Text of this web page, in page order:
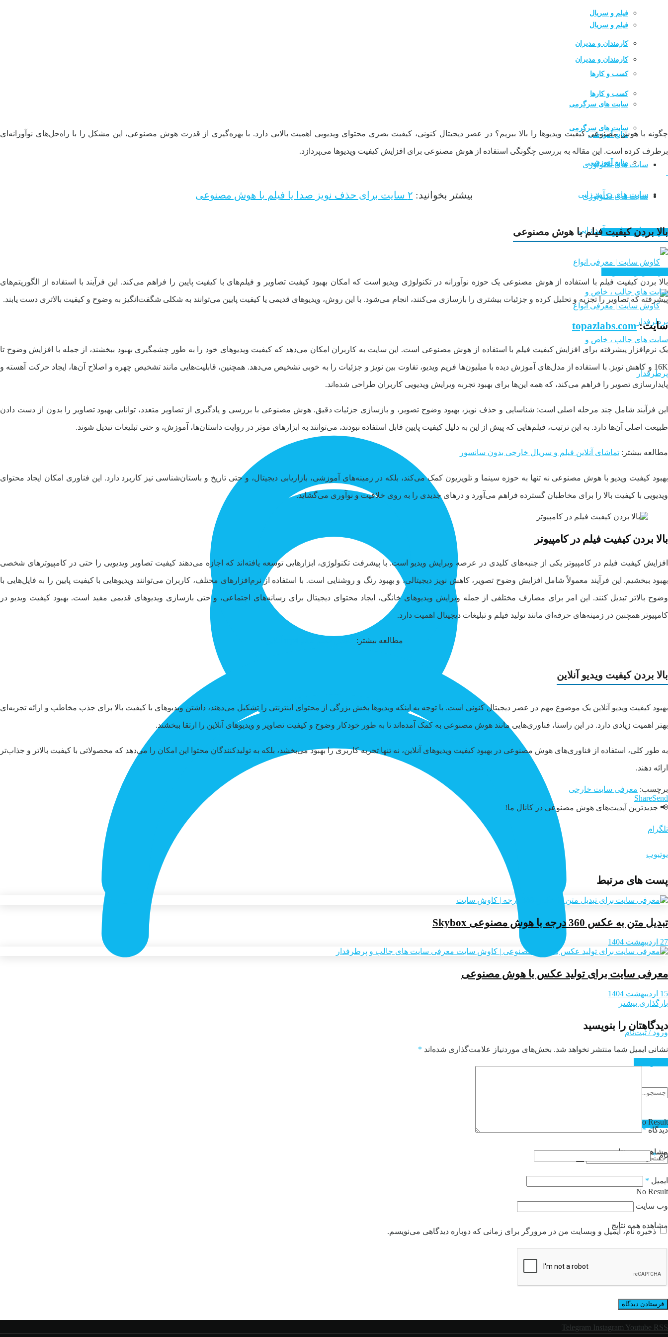
فیلم و سریال
کارمندان و مدیران
کسب و کارها
سایت های سرگرمی
منابع آموزشی
سایت های تکنولوژی
سایت های درآمد زایی
ورود / ثبت‌نام
تماس با ما
No Result
مشاهده همه نتایج
فیلم و سریال
کارمندان و مدیران
کسب و کارها
سایت های سرگرمی
منابع آموزشی
سایت های تکنولوژی
سایت های درآمد زایی
خرید هوش مصنوعی
ورود / ثبت‌نام
No Result
مشاهده همه نتایج
چگونه با هوش مصنوعی کیفیت ویدیوها را بالا ببریم؟ در عصر دیجیتال کنونی، کیفیت بصری محتوای ویدیویی اهمیت بالایی دارد. با بهره‌گیری از قدرت هوش مصنوعی، این مشکل را با راه‌حل‌های نوآورانه‌ای
برطرف کرده است. این مقاله به بررسی چگونگی استفاده از هوش مصنوعی برای افزایش کیفیت ویدیوها می‌پردازد.
بیشتر بخوانید: ۲ سایت برای حذف نویز صدا یا فیلم با هوش مصنوعی
بالا بردن کیفیت فیلم با هوش مصنوعی
بالا بردن کیفیت فیلم با استفاده از هوش مصنوعی یک حوزه نوآورانه در تکنولوژی ویدیو است که امکان بهبود کیفیت تصاویر و فیلم‌های با کیفیت پایین را فراهم می‌کند. این فرآیند با استفاده از الگوریتم‌های
پیشرفته که تصاویر را تجزیه و تحلیل کرده و جزئیات بیشتری را بازسازی می‌کنند، انجام می‌شود. با این روش، ویدیوهای قدیمی یا کیفیت پایین می‌توانند به شکلی شگفت‌انگیز به وضوح و کیفیت بالاتری دست یابند.
سایت:topazlabs.com
یک نرم‌افزار پیشرفته برای افزایش کیفیت فیلم با استفاده از هوش مصنوعی است. این سایت به کاربران امکان می‌دهد که کیفیت ویدیوهای خود را به طور چشمگیری بهبود ببخشند، از جمله با افزایش وضوح تا
16K و کاهش نویز. با استفاده از مدل‌های آموزش دیده با میلیون‌ها فریم ویدیو، تفاوت بین نویز و جزئیات را به خوبی تشخیص می‌دهد. همچنین، قابلیت‌هایی مانند تشخیص چهره و اصلاح آن‌ها، ایجاد حرکت آهسته و
پایدارسازی تصویر را فراهم می‌کند، که همه این‌ها برای بهبود تجربه ویرایش ویدیویی کاربران طراحی شده‌اند.
این فرآیند شامل چند مرحله اصلی است: شناسایی و حذف نویز، بهبود وضوح تصویر، و بازسازی جزئیات دقیق. هوش مصنوعی با بررسی و یادگیری از تصاویر متعدد، توانایی بهبود تصاویر را بدون از دست دادن
طبیعت اصلی آن‌ها دارد. به این ترتیب، فیلم‌هایی که پیش از این به دلیل کیفیت پایین قابل استفاده نبودند، می‌توانند به ابزارهای موثر در روایت داستان‌ها، آموزش، و حتی تبلیغات تبدیل شوند.
مطالعه بیشتر: تماشای آنلاین فیلم و سریال خارجی بدون سانسور
بهبود کیفیت ویدیو با هوش مصنوعی نه تنها به حوزه سینما و تلویزیون کمک می‌کند، بلکه در زمینه‌های آموزشی، بازاریابی دیجیتال، و حتی تاریخ و باستان‌شناسی نیز کاربرد دارد. این فناوری امکان ایجاد محتوای
ویدیویی با کیفیت بالا را برای مخاطبان گسترده فراهم می‌آورد و درهای جدیدی را به روی خلاقیت و نوآوری می‌گشاید.
بالا بردن کیفیت فیلم در کامپیوتر
افزایش کیفیت فیلم در کامپیوتر یکی از جنبه‌های کلیدی در عرصه ویرایش ویدیو است. با پیشرفت تکنولوژی، ابزارهایی توسعه یافته‌اند که اجازه می‌دهند کیفیت تصاویر ویدیویی را حتی در کامپیوترهای شخصی
بهبود ببخشیم. این فرآیند معمولاً شامل افزایش وضوح تصویر، کاهش نویز دیجیتالی، و بهبود رنگ و روشنایی است. با استفاده از نرم‌افزارهای مختلف، کاربران می‌توانند ویدیوهایی با کیفیت پایین را به فایل‌هایی با
وضوح بالاتر تبدیل کنند. این امر برای مصارف مختلفی از جمله ویرایش ویدیوهای خانگی، ایجاد محتوای دیجیتال برای رسانه‌های اجتماعی، و حتی بازسازی ویدیوهای قدیمی مفید است. بهبود کیفیت ویدیو در
کامپیوتر همچنین در زمینه‌های حرفه‌ای مانند تولید فیلم و تبلیغات دیجیتال اهمیت دارد.
مطالعه بیشتر:
بالا بردن کیفیت ویدیو آنلاین
بهبود کیفیت ویدیو آنلاین یک موضوع مهم در عصر دیجیتال کنونی است. با توجه به اینکه ویدیوها بخش بزرگی از محتوای اینترنتی را تشکیل می‌دهند، داشتن ویدیوهای با کیفیت بالا برای جذب مخاطب و ارائه تجربه‌ای
بهتر اهمیت زیادی دارد. در این راستا، فناوری‌هایی مانند هوش مصنوعی به کمک آمده‌اند تا به طور خودکار وضوح و کیفیت تصاویر و ویدیوهای آنلاین را ارتقا ببخشند.
به طور کلی، استفاده از فناوری‌های هوش مصنوعی در بهبود کیفیت ویدیوهای آنلاین، نه تنها تجربه کاربری را بهبود می‌بخشد، بلکه به تولیدکنندگان محتوا این امکان را می‌دهد که محصولاتی با کیفیت بالاتر و جذاب‌تر
ارائه دهند.
برچسب: معرفی سایت خارجی
ShareSend
📢 جدیدترین آپدیت‌های هوش مصنوعی در کانال ما!
تلگرام
یوتیوب
پست های مرتبط
تبدیل متن به عکس 360 درجه با هوش مصنوعی Skybox
27 اردیبهشت 1404
معرفی سایت برای تولید عکس با هوش مصنوعی
15 اردیبهشت 1404
بارگذاری بیشتر
دیدگاهتان را بنویسید
نشانی ایمیل شما منتشر نخواهد شد. بخش‌های موردنیاز علامت‌گذاری شده‌اند *
دیدگاه*
نام*
ایمیل *
وب‌ سایت
ذخیره نام، ایمیل و وبسایت من در مرورگر برای زمانی که دوباره دیدگاهی می‌نویسم.
Telegram Instagram Youtube RSS